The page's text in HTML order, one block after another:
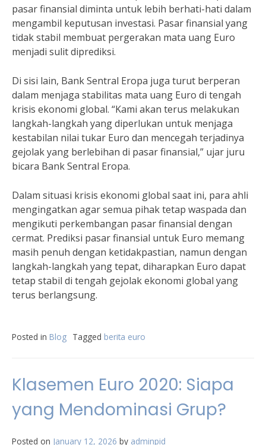
pasar finansial diminta untuk lebih berhati-hati dalam
mengambil keputusan investasi. Pasar finansial yang
tidak stabil membuat pergerakan mata uang Euro
menjadi sulit diprediksi.
Di sisi lain, Bank Sentral Eropa juga turut berperan
dalam menjaga stabilitas mata uang Euro di tengah
krisis ekonomi global. “Kami akan terus melakukan
langkah-langkah yang diperlukan untuk menjaga
kestabilan nilai tukar Euro dan mencegah terjadinya
gejolak yang berlebihan di pasar finansial,” ujar juru
bicara Bank Sentral Eropa.
Dalam situasi krisis ekonomi global saat ini, para ahli
mengingatkan agar semua pihak tetap waspada dan
mengikuti perkembangan pasar finansial dengan
cermat. Prediksi pasar finansial untuk Euro memang
masih penuh dengan ketidakpastian, namun dengan
langkah-langkah yang tepat, diharapkan Euro dapat
tetap stabil di tengah gejolak ekonomi global yang
terus berlangsung.
Posted in Blog Tagged berita euro
Klasemen Euro 2020: Siapa
yang Mendominasi Grup?
Posted on January 12, 2026 by adminpid